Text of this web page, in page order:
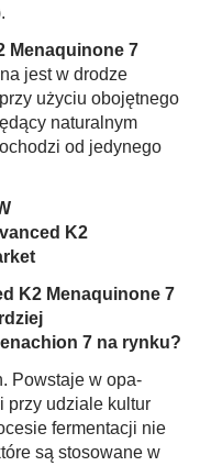
Menaquinone 7
jest w drodze
użyciu obojęt­nego
naturalnym
od jedynego
K2
K2 Menaquinone 7
7 na rynku?
Powstaje w opa­
przy udziale kultur
fermentacji nie
są stosowane w